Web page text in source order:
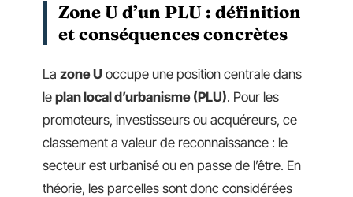
Zone U d’un PLU : définition
et conséquences concrètes
La zone U occupe une position centrale dans
le plan local d’urbanisme (PLU). Pour les
promoteurs, investisseurs ou acquéreurs, ce
classement a valeur de reconnaissance : le
secteur est urbanisé ou en passe de l’être. En
théorie, les parcelles sont donc considérées